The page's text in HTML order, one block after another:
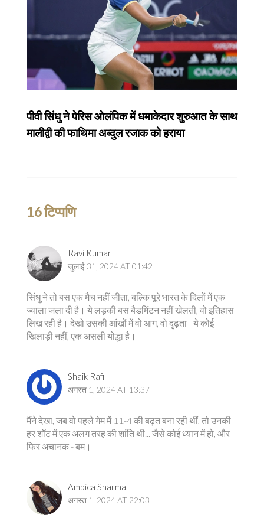
पीवी सिंधु ने पेरिस ओलंपिक में धमाकेदार शुरुआत के साथ
मालीद्वी की फाथिमा अब्दुल रजाक को हराया
16 टिप्पणि
Ravi Kumar
जुलाई 31, 2024 AT 01:42
सिंधु ने तो बस एक मैच नहीं जीता, बल्कि पूरे भारत के दिलों में एक
ज्वाला जला दी है। ये लड़की बस बैडमिंटन नहीं खेलती, वो इतिहास
लिख रही है। देखो उसकी आंखों में वो आग, वो दृढ़ता - ये कोई
खिलाड़ी नहीं, एक असली योद्धा है।
Shaik Rafi
अगस्त 1, 2024 AT 13:37
मैंने देखा, जब वो पहले गेम में 11-4 की बढ़त बना रही थीं, तो उनकी
हर शॉट में एक अलग तरह की शांति थी... जैसे कोई ध्यान में हो, और
फिर अचानक - बम।
Ambica Sharma
अगस्त 1, 2024 AT 22:03